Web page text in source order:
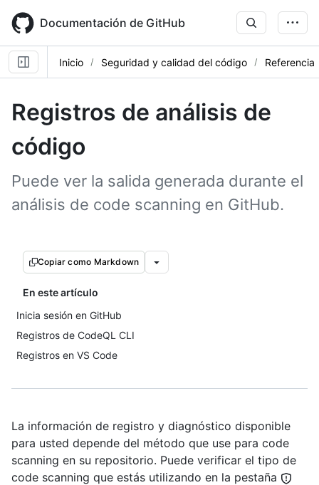
main
content
Documentación de GitHub
Inicio Seguridad y calidad del código Referencia
Registros de análisis de
código
Puede ver la salida generada durante el
análisis de code scanning en GitHub.
Copiar como Markdown
En este artículo
Inicia sesión en GitHub
Registros de CodeQL CLI
Registros en VS Code
La información de registro y diagnóstico disponible
para usted depende del método que use para code
scanning en su repositorio. Puede verificar el tipo de
code scanning que estás utilizando en la pestaña